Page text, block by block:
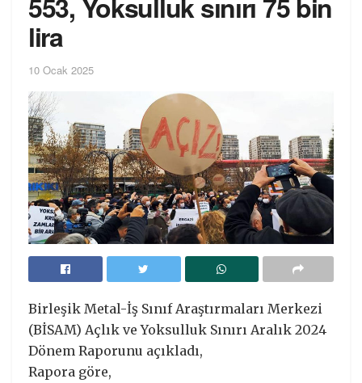
lira
10 Ocak 2025
Birleşik Metal-İş Sınıf Araştırmaları Merkezi
(BİSAM) Açlık ve Yoksulluk Sınırı Aralık 2024
Dönem Raporunu açıkladı,
Rapora göre,